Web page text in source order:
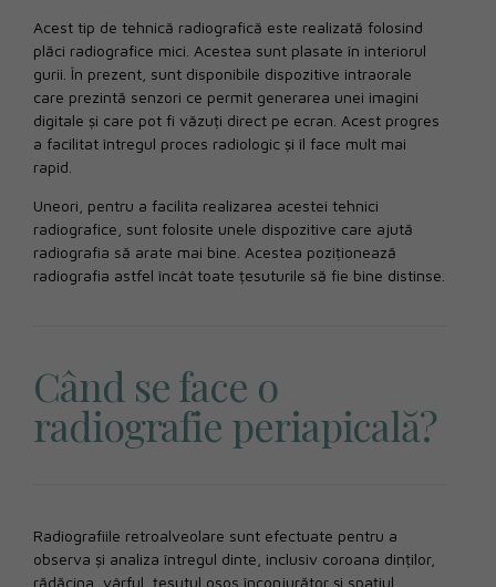
Acest tip de tehnică radiografică este realizată folosind
plăci radiografice mici. Acestea sunt plasate în interiorul
gurii. În prezent, sunt disponibile dispozitive intraorale
care prezintă senzori ce permit generarea unei imagini
digitale și care pot fi văzuți direct pe ecran. Acest progres
a facilitat întregul proces radiologic și îl face mult mai
rapid.
Uneori, pentru a facilita realizarea acestei tehnici
radiografice, sunt folosite unele dispozitive care ajută
radiografia să arate mai bine. Acestea poziționează
radiografia astfel încât toate țesuturile să fie bine distinse.
Când se face o
radiografie periapicală?
Radiografiile retroalveolare sunt efectuate pentru a
observa și analiza întregul dinte, inclusiv coroana dinților,
rădăcina, vârful, țesutul osos înconjurător și spațiul